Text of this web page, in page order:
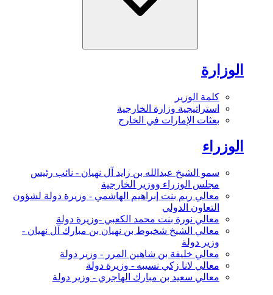
الوزارة
كلمة الوزير
استراتيجية وزارة الخارجية
بعثات الإمارات في الخارج
الوزراء
سمو الشيخ عبدالله بن زايد آل نهيان - نائب رئيس
مجلس الوزراء ووزير الخارجية
معالي ريم بنت إبراهيم الهاشمي - وزيرة دولة لشؤون
التعاون الدولي
معالي نورة بنت محمد الكعبي -وزيرة دولة
معالي الشيخ شخبوط بن نهيان بن مبارك آل نهيان -
وزير دولة
معالي خليفة بن شاهين المرر - وزير دولة
معالي لانا زكي نسيبه - وزيرة دولة
معالي سعيد بن مبارك الهاجري - وزير دولة